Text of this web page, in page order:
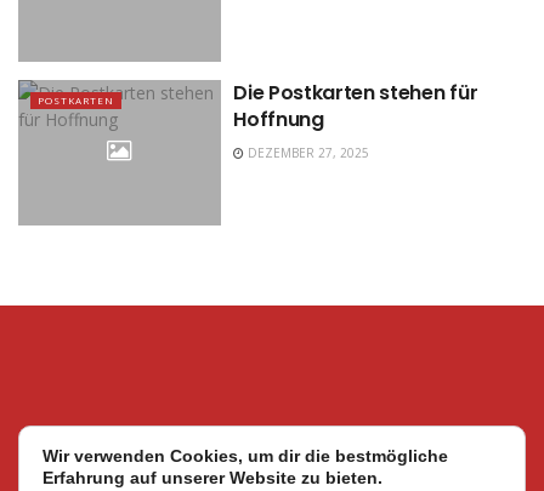
POSTKARTEN
Die Postkarten stehen für
Hoffnung
DEZEMBER 27, 2025
Wir verwenden Cookies, um dir die bestmögliche
Erfahrung auf unserer Website zu bieten.